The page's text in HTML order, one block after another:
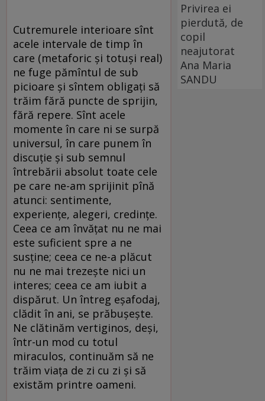
Cutremurele interioare sînt
acele intervale de timp în
care (metaforic şi totuşi real)
ne fuge pămîntul de sub
picioare şi sîntem obligaţi să
trăim fără puncte de sprijin,
fără repere. Sînt acele
momente în care ni se surpă
universul, în care punem în
discuţie şi sub semnul
întrebării absolut toate cele
pe care ne-am sprijinit pînă
atunci: sentimente,
experienţe, alegeri, credinţe.
Ceea ce am învăţat nu ne mai
este suficient spre a ne
susţine; ceea ce ne-a plăcut
nu ne mai trezeşte nici un
interes; ceea ce am iubit a
dispărut. Un întreg eşafodaj,
clădit în ani, se prăbuşeşte.
Ne clătinăm vertiginos, deşi,
într-un mod cu totul
miraculos, continuăm să ne
trăim viaţa de zi cu zi şi să
existăm printre oameni.
Privirea ei
pierdută, de
copil
neajutorat
Ana Maria
SANDU